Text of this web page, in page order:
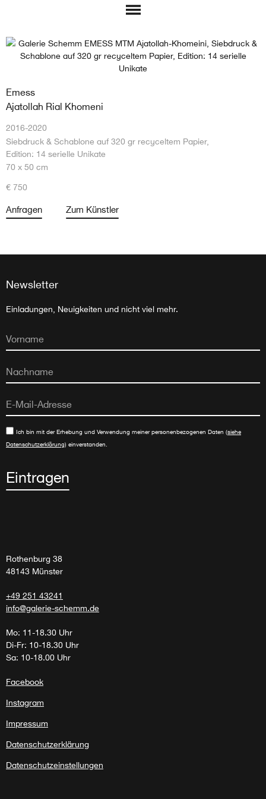
Emess
Ajatollah Rial Khomeni
2016-2020
Siebdruck & Schablone auf 320 gr recyceltem Papier,
Edition: 14 serielle Unikate
70 x 50 cm
€ 750
Anfragen Zum Künstler
Newsletter
Einladungen, Neuigkeiten und nicht viel mehr.
Ich bin mit der Erhebung und Verwendung meiner personenbezogenen Daten (siehe
Datenschutzerklärung) einverstanden.
Eintragen
Rothenburg 38
48143 Münster
+49 251 43241
info@galerie-schemm.de
Mo: 11-18.30 Uhr
Di-Fr: 10-18.30 Uhr
Sa: 10-18.00 Uhr
Facebook
Instagram
Impressum
Datenschutzerklärung
Datenschutzeinstellungen